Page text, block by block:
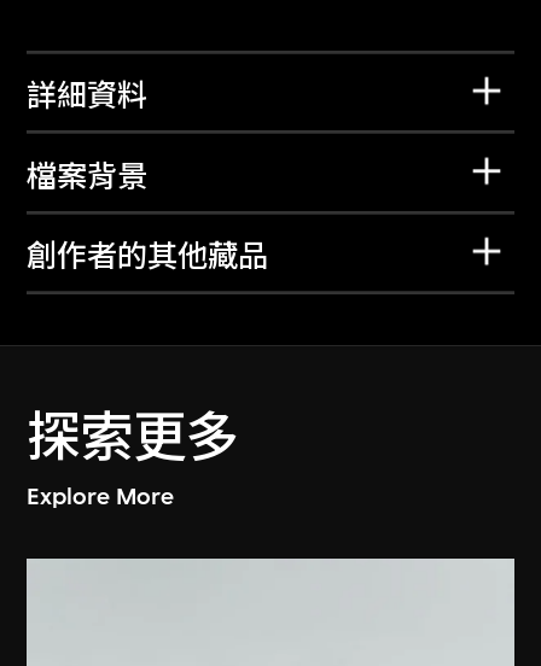
詳細資料
檔案背景
創作者的其他藏品
探索更多
Explore More